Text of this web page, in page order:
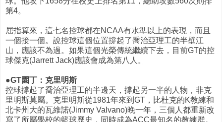
第4。
屈指算來，這七名控球都在NCAA有水準以上的表現，而且
一個接一個。說控球這個位置撐起了喬治亞理工的半壁江
山，應該不為過。如果這個光榮傳統繼續下去，目前GT的控
球傑克(Jarrett Jack)應該會成為第八人。
●GT園丁：克里明斯
控球撐起了喬治亞理工的半邊天，撐起另一半的人物，非克
里明斯莫屬。克里明斯從1981年來到GT，比杜克的K教練和
北卡州大的瓦維諾(Jimmy Valvano)晚一年，三個人都重新改
寫了所屬學校的籃球歷史，同時成為ACC最知名的教練群。